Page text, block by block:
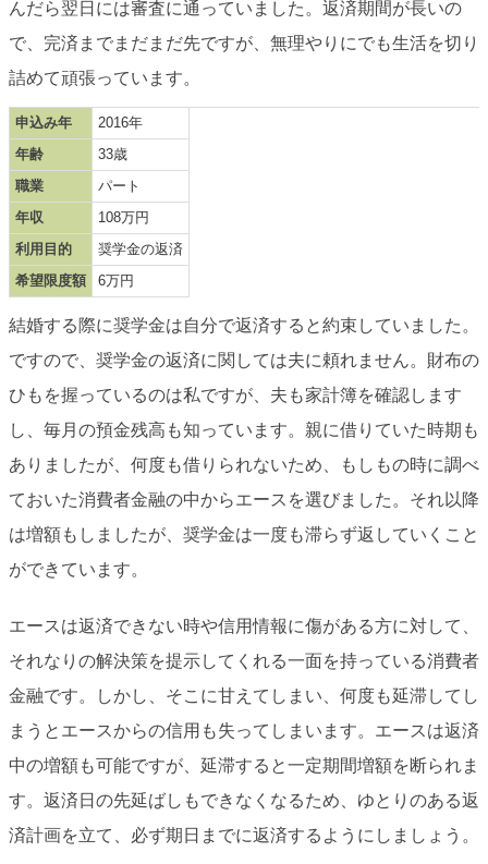
んだら翌日には審査に通っていました。返済期間が長いの
で、完済までまだまだ先ですが、無理やりにでも生活を切り
詰めて頑張っています。
申込み年
2016年
年齢
33歳
職業
パート
年収
108万円
利用目的
奨学金の返済
希望限度額
6万円
結婚する際に奨学金は自分で返済すると約束していました。
ですので、奨学金の返済に関しては夫に頼れません。財布の
ひもを握っているのは私ですが、夫も家計簿を確認します
し、毎月の預金残高も知っています。親に借りていた時期も
ありましたが、何度も借りられないため、もしもの時に調べ
ておいた消費者金融の中からエースを選びました。それ以降
は増額もしましたが、奨学金は一度も滞らず返していくこと
ができています。
エースは返済できない時や信用情報に傷がある方に対して、
それなりの解決策を提示してくれる一面を持っている消費者
金融です。しかし、そこに甘えてしまい、何度も延滞してし
まうとエースからの信用も失ってしまいます。エースは返済
中の増額も可能ですが、延滞すると一定期間増額を断られま
す。返済日の先延ばしもできなくなるため、ゆとりのある返
済計画を立て、必ず期日までに返済するようにしましょう。